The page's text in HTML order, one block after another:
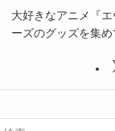
大好きなアニメ『
ーズのグッズを集め